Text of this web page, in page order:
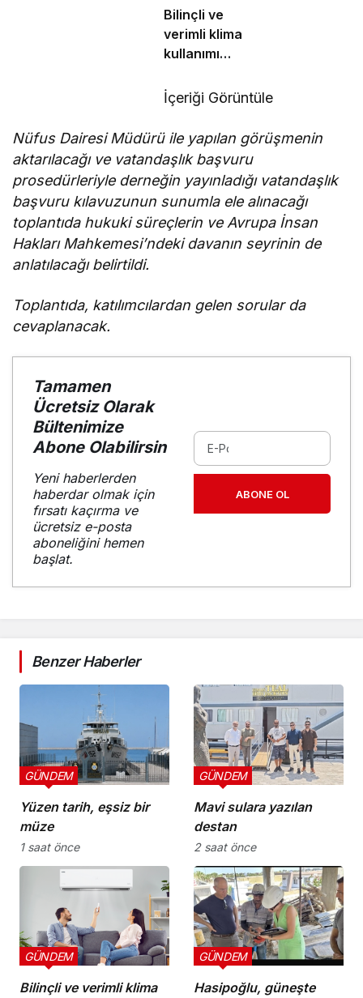
Bilinçli ve
verimli klima
kullanımı
tüketimini
İçeriği Görüntüle
Nüfus Dairesi Müdürü ile yapılan görüşmenin
aktarılacağı ve vatandaşlık başvuru
prosedürleriyle derneğin yayınladığı vatandaşlık
başvuru kılavuzunun sunumla ele alınacağı
toplantıda hukuki süreçlerin ve Avrupa İnsan
Hakları Mahkemesi’ndeki davanın seyrinin de
anlatılacağı belirtildi.
Toplantıda, katılımcılardan gelen sorular da
cevaplanacak.
Tamamen
Ücretsiz Olarak
Bültenimize
Abone Olabilirsin
Yeni haberlerden
haberdar olmak için
fırsatı kaçırma ve
ücretsiz e-posta
aboneliğini hemen
başlat.
ABONE OL
Benzer Haberler
Yüzen tarih, eşsiz bir
müze
GÜNDEM
1 saat önce
Mavi sulara yazılan
destan
GÜNDEM
2 saat önce
Bilinçli ve verimli klima
GÜNDEM
Hasipoğlu, güneşte
GÜNDEM